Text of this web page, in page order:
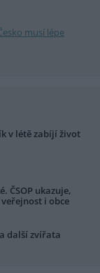
musí lépe
v létě zabíjí život
ČSOP ukazuje,
i obce
další zvířata